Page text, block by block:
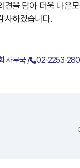
견을 담아 더욱 나은
사하겠습니다.
사무국 / 02-2253-